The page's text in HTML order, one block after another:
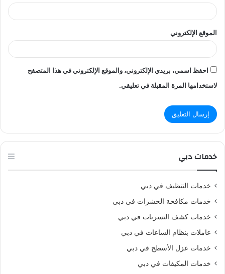
الموقع الإلكتروني
احفظ اسمي، بريدي الإلكتروني، والموقع الإلكتروني في هذا المتصفح
لاستخدامها المرة المقبلة في تعليقي.
خدمات دبي
خدمات التنظيف في دبي
خدمات مكافحة الحشرات في دبي
خدمات كشف التسربات في دبي
عاملات بنظام الساعات في دبي
خدمات عزل الأسطح في دبي
خدمات المكيفات في دبي